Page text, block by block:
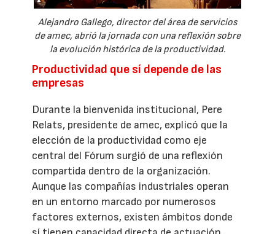
Alejandro Gallego, director del área de servicios
de amec, abrió la jornada con una reflexión sobre
la evolución histórica de la productividad.
Productividad que sí depende de las
empresas
Durante la bienvenida institucional, Pere
Relats, presidente de amec, explicó que la
elección de la productividad como eje
central del Fórum surgió de una reflexión
compartida dentro de la organización.
Aunque las compañías industriales operan
en un entorno marcado por numerosos
factores externos, existen ámbitos donde